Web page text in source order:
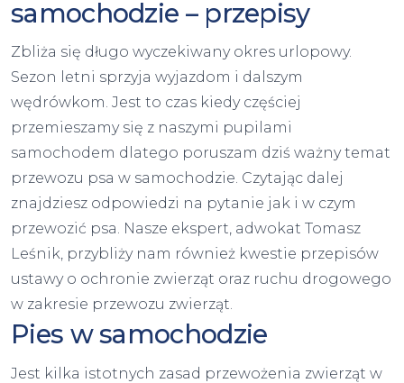
samochodzie – przepisy
Zbliża się długo wyczekiwany okres urlopowy.
Sezon letni sprzyja wyjazdom i dalszym
wędrówkom. Jest to czas kiedy częściej
przemieszamy się z naszymi pupilami
samochodem dlatego poruszam dziś ważny temat
przewozu psa w samochodzie. Czytając dalej
znajdziesz odpowiedzi na pytanie jak i w czym
przewozić psa. Nasze ekspert, adwokat Tomasz
Leśnik, przybliży nam również kwestie przepisów
ustawy o ochronie zwierząt oraz ruchu drogowego
w zakresie przewozu zwierząt.
Pies w samochodzie
Jest kilka istotnych zasad przewożenia zwierząt w